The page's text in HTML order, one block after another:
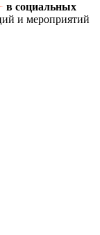
в социальных
и мероприятий